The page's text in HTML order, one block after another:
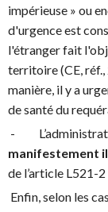
impérieuse » ou
d'urgence est
l'étranger fait
territoire (CE, réf.,
manière, il y a
de santé du
-
manifestement
de l’article L521-
Enfin, selon les